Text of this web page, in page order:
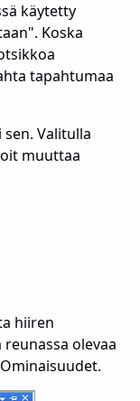
käytetty
Koska
tapahtumaa
Valitulla
muuttaa
hiiren
olevaa